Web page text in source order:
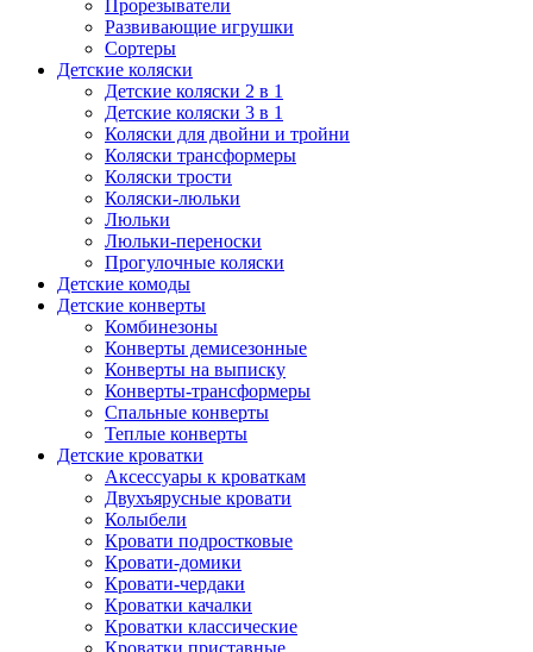
Прорезыватели
Развивающие игрушки
Сортеры
Детские коляски
Детские коляски 2 в 1
Детские коляски 3 в 1
Коляски для двойни и тройни
Коляски трансформеры
Коляски трости
Коляски-люльки
Люльки
Люльки-переноски
Прогулочные коляски
Детские комоды
Детские конверты
Комбинезоны
Конверты демисезонные
Конверты на выписку
Конверты-трансформеры
Спальные конверты
Теплые конверты
Детские кроватки
Аксессуары к кроваткам
Двухъярусные кровати
Колыбели
Кровати подростковые
Кровати-домики
Кровати-чердаки
Кроватки качалки
Кроватки классические
Кроватки приставные